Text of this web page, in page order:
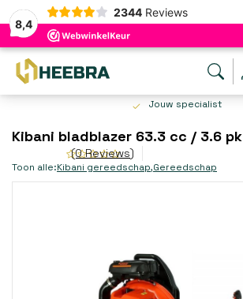
8,4
2344 Reviews
Jouw specialist
Kibani bladblazer 63.3 cc / 3.6 pk
(0 Reviews)
Toon alle:Kibani gereedschap,Gereedschap